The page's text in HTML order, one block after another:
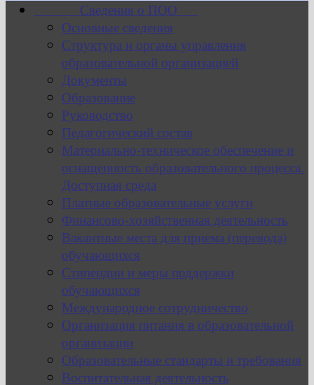
Сведения о ПОО
Основные сведения
Структура и органы управления
образовательной организацией
Документы
Образование
Руководство
Педагогический состав
Материально-техническое обеспечение и
оснащенность образовательного процесса.
Доступная среда
Платные образовательные услуги
Финансово-хозяйственная деятельность
Вакантные места для приема (перевода)
обучающихся
Стипендии и меры поддержки
обучающихся
Международное сотрудничество
Организация питания в образовательной
организации
Образовательные стандарты и требования
Воспитательная деятельность